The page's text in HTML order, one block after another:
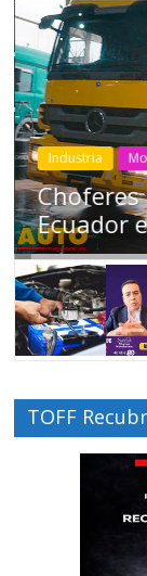
Industria
Ecuador
TOFF